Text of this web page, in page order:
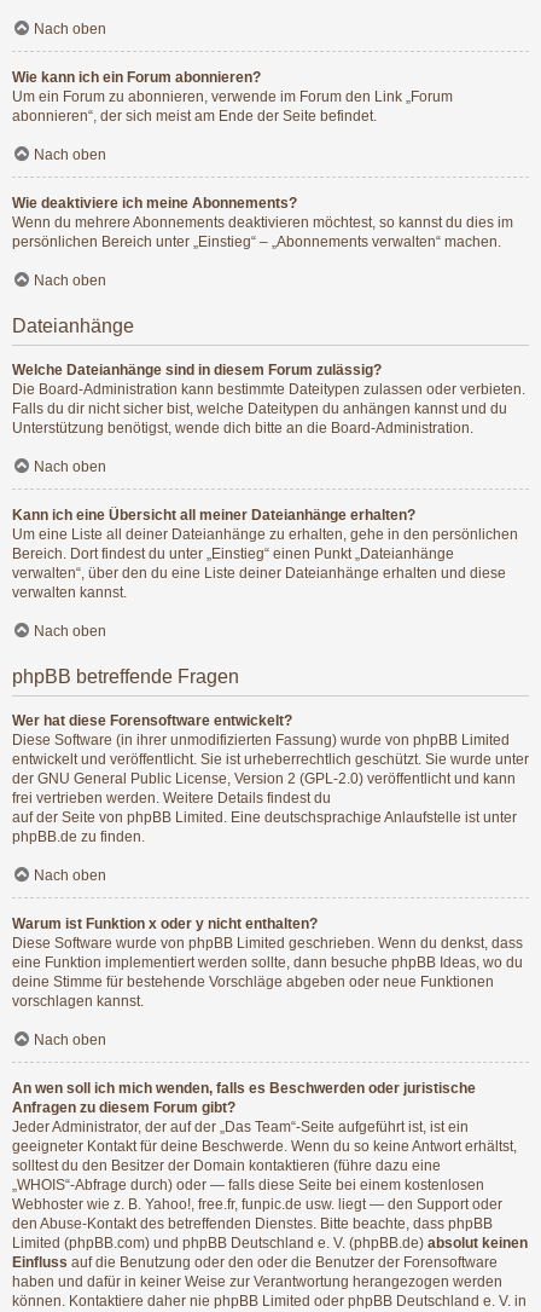
Nach oben
Wie kann ich ein Forum abonnieren?
Um ein Forum zu abonnieren, verwende im Forum den Link „Forum
abonnieren“, der sich meist am Ende der Seite befindet.
Nach oben
Wie deaktiviere ich meine Abonnements?
Wenn du mehrere Abonnements deaktivieren möchtest, so kannst du dies im
persönlichen Bereich unter „Einstieg“ – „Abonnements verwalten“ machen.
Nach oben
Dateianhänge
Welche Dateianhänge sind in diesem Forum zulässig?
Die Board-Administration kann bestimmte Dateitypen zulassen oder verbieten.
Falls du dir nicht sicher bist, welche Dateitypen du anhängen kannst und du
Unterstützung benötigst, wende dich bitte an die Board-Administration.
Nach oben
Kann ich eine Übersicht all meiner Dateianhänge erhalten?
Um eine Liste all deiner Dateianhänge zu erhalten, gehe in den persönlichen
Bereich. Dort findest du unter „Einstieg“ einen Punkt „Dateianhänge
verwalten“, über den du eine Liste deiner Dateianhänge erhalten und diese
verwalten kannst.
Nach oben
phpBB betreffende Fragen
Wer hat diese Forensoftware entwickelt?
Diese Software (in ihrer unmodifizierten Fassung) wurde von phpBB Limited
entwickelt und veröffentlicht. Sie ist urheberrechtlich geschützt. Sie wurde unter
der GNU General Public License, Version 2 (GPL-2.0) veröffentlicht und kann
frei vertrieben werden. Weitere Details findest du
auf der Seite von phpBB Limited . Eine deutschsprachige Anlaufstelle ist unter
phpBB.de zu finden.
Nach oben
Warum ist Funktion x oder y nicht enthalten?
Diese Software wurde von phpBB Limited geschrieben. Wenn du denkst, dass
eine Funktion implementiert werden sollte, dann besuche phpBB Ideas , wo du
deine Stimme für bestehende Vorschläge abgeben oder neue Funktionen
vorschlagen kannst.
Nach oben
An wen soll ich mich wenden, falls es Beschwerden oder juristische
Anfragen zu diesem Forum gibt?
Jeder Administrator, der auf der „Das Team“-Seite aufgeführt ist, ist ein
geeigneter Kontakt für deine Beschwerde. Wenn du so keine Antwort erhältst,
solltest du den Besitzer der Domain kontaktieren (führe dazu eine
„WHOIS“-Abfrage durch) oder — falls diese Seite bei einem kostenlosen
Webhoster wie z. B. Yahoo!, free.fr, funpic.de usw. liegt — den Support oder
den Abuse-Kontakt des betreffenden Dienstes. Bitte beachte, dass phpBB
Limited (phpBB.com) und phpBB Deutschland e. V. (phpBB.de) absolut keinen
Einfluss auf die Benutzung oder den oder die Benutzer der Forensoftware
haben und dafür in keiner Weise zur Verantwortung herangezogen werden
können. Kontaktiere daher nie phpBB Limited oder phpBB Deutschland e. V. in